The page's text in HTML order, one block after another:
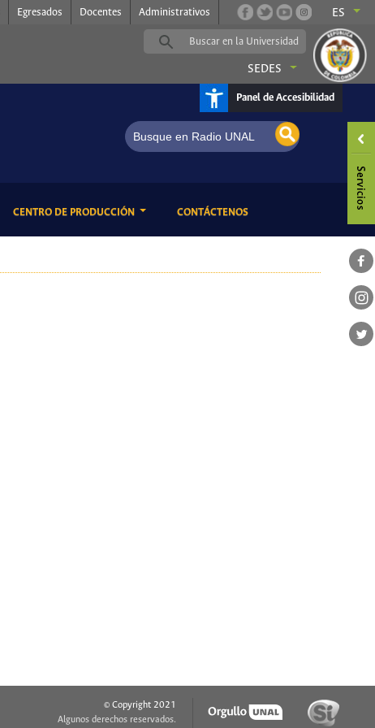
Egresados Docentes Administrativos ES
SEDES
Panel de Accesibilidad
CENTRO DE PRODUCCIÓN CONTÁCTENOS(CURRENT)
© Copyright 2021
Algunos derechos reservados.